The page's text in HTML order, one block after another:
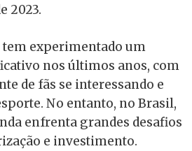
2023.
experimentado um
nos últimos anos, com
de fãs se interessando e
No entanto, no Brasil,
enfrenta grandes desafios
e investimento.